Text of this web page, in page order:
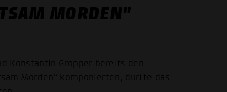
MORDEN"
Konstantin Gropper bereits den
Morden“ komponierten, durfte das